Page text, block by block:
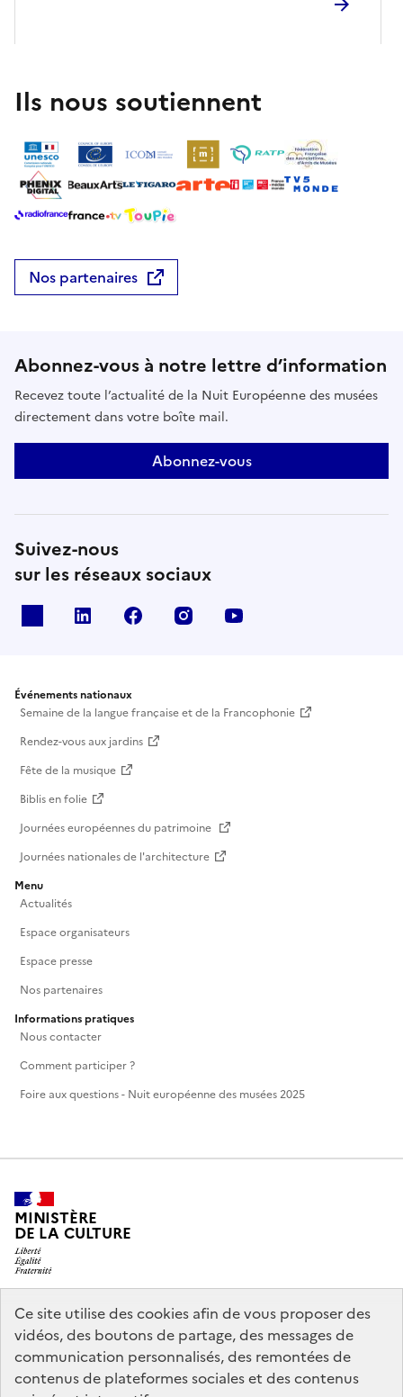
Ce site utilise des cookies afin de vous proposer des
vidéos, des boutons de partage, des messages de
communication personnalisés, des remontées de
contenus de plateformes sociales et des contenus
Ils nous soutiennent
Nos partenaires
Abonnez-vous à notre lettre d’information
Recevez toute l’actualité de la Nuit Européenne des musées
directement dans votre boîte mail.
Abonnez-vous
Suivez-nous
sur les réseaux sociaux
Linkedin Facebook Instagram
Événements nationaux
Semaine de la langue française et de la Francophonie
Rendez-vous aux jardins
Fête de la musique
Biblis en folie
Journées européennes du patrimoine
Journées nationales de l'architecture
Menu
Actualités
Espace organisateurs
Espace presse
Nos partenaires
Informations pratiques
Nous contacter
Comment participer ?
Foire aux questions - Nuit européenne des musées 2025
MINISTÈRE
DE LA CULTURE
legifrance.gouv.fr
info.gouv.fr
service-public.gouv.fr
data.gouv.fr